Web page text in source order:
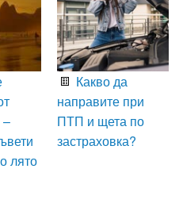
–
лято
Какво да
направите при
ПТП и щета по
застраховка?